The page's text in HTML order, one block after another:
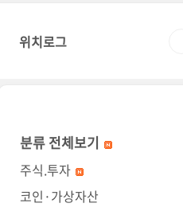
위치로그
분류 전체보기
주식.투자
코인·가상자산